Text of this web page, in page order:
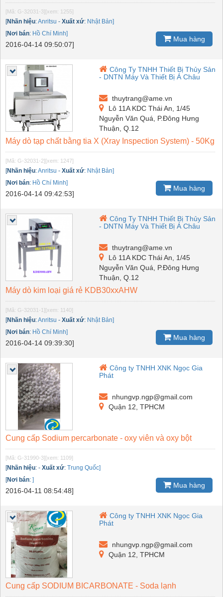
[Mã: G-32031-3] [xem: 1255]
[Nhãn hiệu:Anritsu - Xuất xứ: Nhật Bản]
[Nơi bán: Hồ Chí Minh]
2016-04-14 09:50:07]
Mua hàng
Công Ty TNHH Thiết Bị Thủy Sản
- DNTN Máy Và Thiết Bị Á Châu
thuytrang@ame.vn
Lô 11A KDC Thái An, 1/45
Nguyễn Văn Quá, P.Đông Hưng
Thuận, Q.12
Máy dò tạp chất bằng tia X (Xray Inspection System) - 50Kg
[Mã: G-32031-2] [xem: 1247]
[Nhãn hiệu:Anritsu - Xuất xứ: Nhật Bản]
[Nơi bán: Hồ Chí Minh]
2016-04-14 09:42:53]
Mua hàng
Công Ty TNHH Thiết Bị Thủy Sản
- DNTN Máy Và Thiết Bị Á Châu
thuytrang@ame.vn
Lô 11A KDC Thái An, 1/45
Nguyễn Văn Quá, P.Đông Hưng
Thuận, Q.12
Máy dò kim loại giá rẻ KDB30xxAHW
[Mã: G-32031-1] [xem: 1140]
[Nhãn hiệu:Anritsu - Xuất xứ: Nhật Bản]
[Nơi bán: Hồ Chí Minh]
2016-04-14 09:39:30]
Mua hàng
Công ty TNHH XNK Ngọc Gia
Phát
nhungvp.ngp@gmail.com
Quận 12, TPHCM
Cung cấp Sodium percarbonate - oxy viên và oxy bột
[Mã: G-31990-3] [xem: 1109]
[Nhãn hiệu: - Xuất xứ: Trung Quốc]
[Nơi bán: ]
2016-04-11 08:54:48]
Mua hàng
Công ty TNHH XNK Ngọc Gia
Phát
nhungvp.ngp@gmail.com
Quận 12, TPHCM
Cung cấp SODIUM BICARBONATE - Soda lạnh